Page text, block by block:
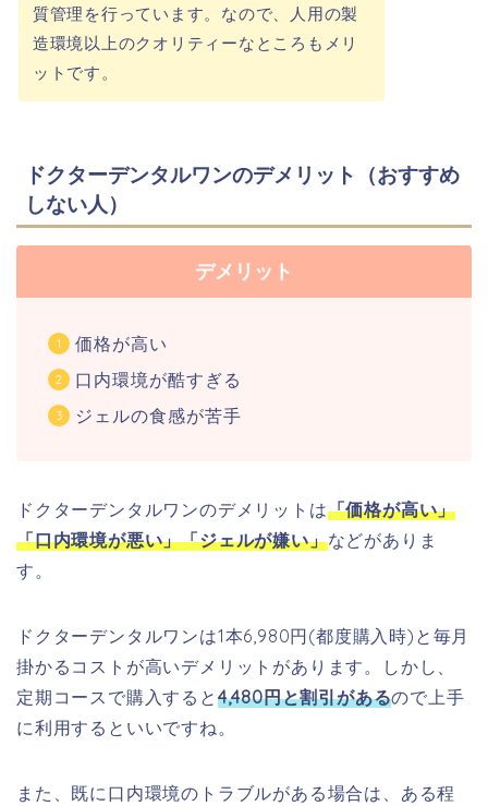
質管理を行っています。なので、人用の製
造環境以上のクオリティーなところもメリ
ットです。
ドクターデンタルワンのデメリット（おすすめ
しない人）
デメリット
価格が高い
口内環境が酷すぎる
ジェルの食感が苦手
ドクターデンタルワンのデメリットは「価格が高い」
「口内環境が悪い」「ジェルが嫌い」などがありま
す。
ドクターデンタルワンは1本6,980円(都度購入時)と毎月
掛かるコストが高いデメリットがあります。しかし、
定期コースで購入すると 4,480円と割引があるので上手
に利用するといいですね。
また、既に口内環境のトラブルがある場合は、ある程